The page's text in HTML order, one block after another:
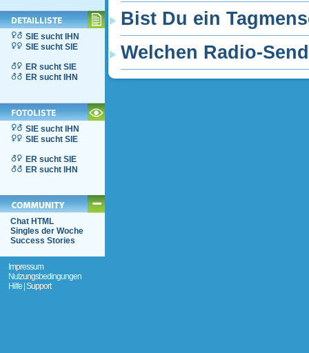
SIE sucht IHN
SIE sucht SIE
ER sucht SIE
ER sucht IHN
SIE sucht IHN
SIE sucht SIE
ER sucht SIE
ER sucht IHN
Chat HTML
Singles der Woche
Success Stories
Impressum
Nutzungsbedingungen
Hilfe | Support
Bist Du ein
Welchen Radio-